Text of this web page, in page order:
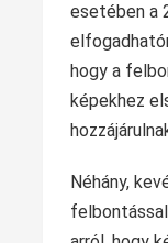
esetében a
hogy a
képekhez
Néhány,